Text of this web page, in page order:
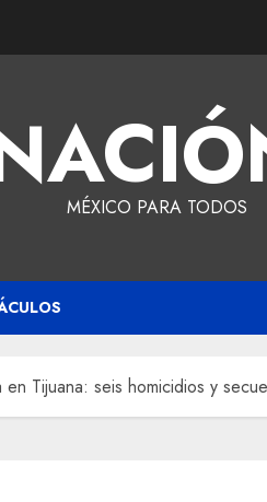
MÉXICO PARA TODOS
Tijuana: seis homicidios y